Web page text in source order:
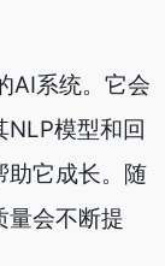
信息服务。
特定专业领
的回复内容:
等。5. 持续
统进行升